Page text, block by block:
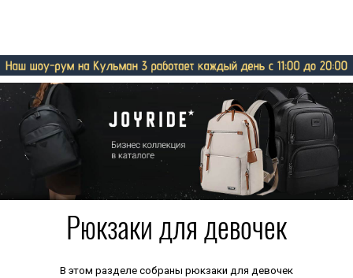
Рюкзаки для девочек
В этом разделе собраны рюкзаки для девочек